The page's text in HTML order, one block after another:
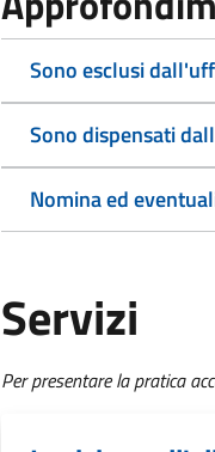
Sono esclusi
Sono dispensati
Nomina ed
Servizi
Per presentare la pratica